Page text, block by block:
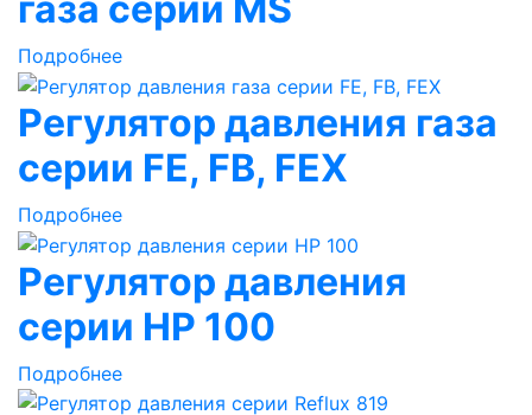
газа серии MS
Подробнее
Регулятор давления газа
серии FE, FB, FEX
Подробнее
Регулятор давления
серии HP 100
Подробнее